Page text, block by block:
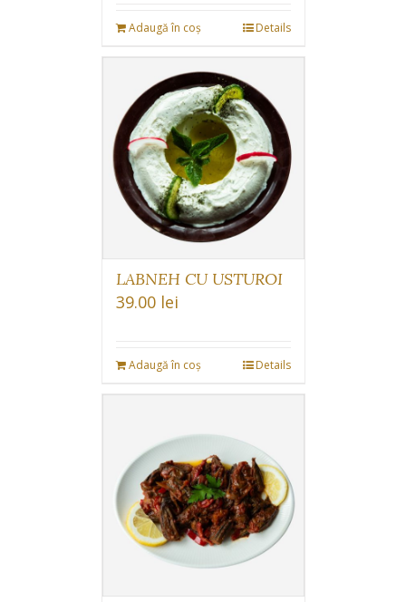
Adaugă în coș Details
LABNEH CU USTUROI
39.00 lei
Adaugă în coș Details